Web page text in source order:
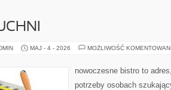
MAJ - 4 - 2026 MOŻLIWOŚĆ
nowoczesne bistro to
potrzeby osobach